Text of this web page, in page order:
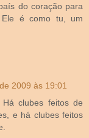
do coração para
Ele é como tu, um
2009 às 19:01
clubes feitos de
e há clubes feitos